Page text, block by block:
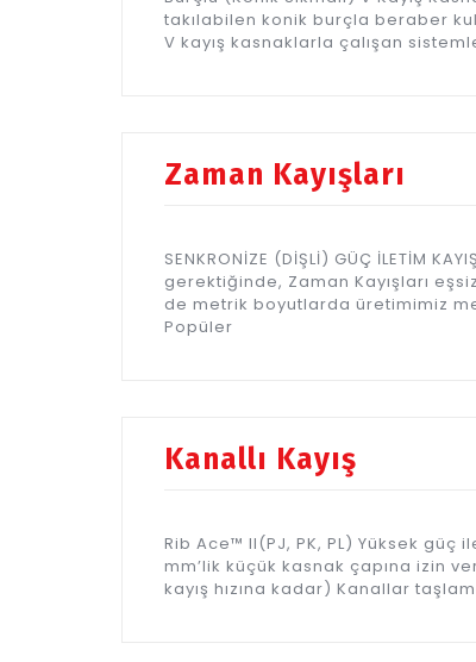
takılabilen konik burçla beraber
V kayış kasnaklarla çalışan
Zaman Kayışları
SENKRONİZE (DİŞLİ) GÜÇ İLETİM
gerektiğinde, Zaman Kayışları
de metrik boyutlarda üretimimiz
Popüler
Kanallı Kayış
Rib Ace™ II(PJ, PK, PL) Yüksek güç
mm’lik küçük kasnak çapına izin
kayış hızına kadar) Kanallar